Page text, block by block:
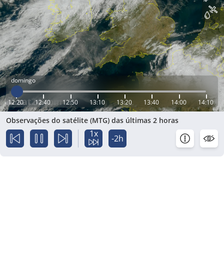
domingo
12:20 12:40 12:50 13:10 13:20 13:40 14:00 14:10
Observações do satélite (MTG) das últimas 2 horas
1x -2h